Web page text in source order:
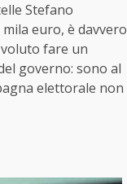
Stefano
euro, è davvero
fare un
governo: sono al
elettorale non